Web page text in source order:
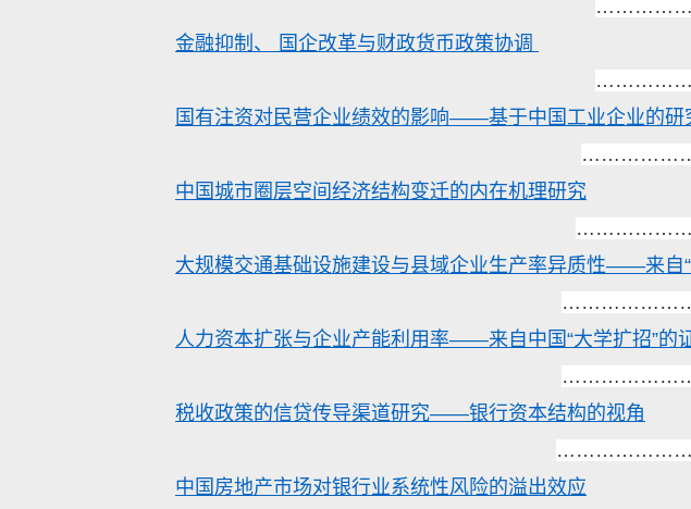
金融抑制、 国企改革与财政货币政策协调
国有注资对民营企业绩效的影响——基于中国工业企业的研
中国城市圈层空间经济结构变迁的内在机理研究
大规模交通基础设施建设与县域企业生产率异质性——来自
人力资本扩张与企业产能利用率——来自中国“大学扩招”的
税收政策的信贷传导渠道研究——银行资本结构的视角
中国房地产市场对银行业系统性风险的溢出效应